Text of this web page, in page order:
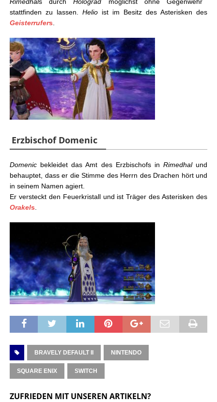
Rimedhals durchHolograd möglichst ohne Gegenwehr
stattfinden zu lassen. Helio ist im Besitz des Asterisken des
Geisterrufers.
Erzbischof Domenic
Domenic bekleidet das Amt des Erzbischofs in Rimedhalund
behauptet, dass er die Stimme des Herrn des Drachen hört und
in seinem Namen agiert.
Er versteckt den Feuerkristall und ist Träger des Asterisken des
Orakels.
BRAVELY DEFAULT II NINTENDO
SQUARE ENIX SWITCH
ZUFRIEDEN MIT UNSEREN ARTIKELN?